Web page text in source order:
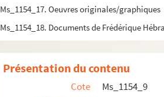
Ms_1154_17. Oeuvres originales/graphiques
Ms_1154_18. Documents de Frédérique
Présentation du contenu
Cote
Ms_1154_9